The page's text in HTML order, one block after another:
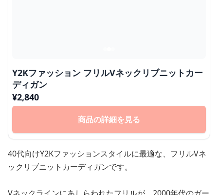
Y2Kファッション フリルVネックリブニットカー
ディガン
¥2,840
商品の詳細を見る
40代向けY2Kファッションスタイルに最適な、フリルVネ
ックリブニットカーディガンです。